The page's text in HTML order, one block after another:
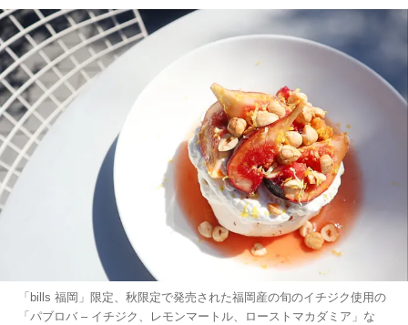
「bills 福岡」限定、秋限定で発売された福岡産の旬のイチジク使用の
「パブロバ – イチジク、レモンマートル、ローストマカダミア」な